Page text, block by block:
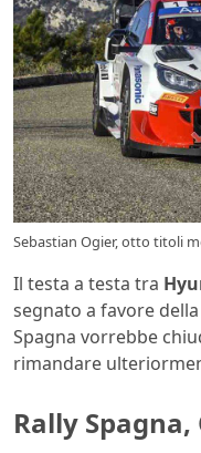
Sebastian Ogier, otto titoli
Il testa a testa tra
segnato a favore
Spagna vorrebbe
rimandare
Rally